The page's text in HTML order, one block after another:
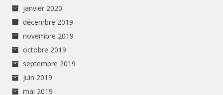
janvier 2020
décembre 2019
novembre 2019
octobre 2019
septembre 2019
juin 2019
mai 2019